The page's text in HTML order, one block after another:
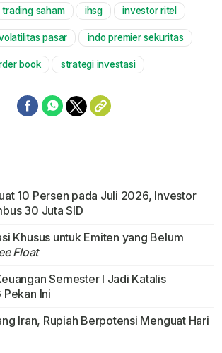
Mute
trading saham ihsg investor ritel
pasar indo premier sekuritas
book strategi investasi
10 Persen pada Juli 2026, Investor
30 Juta SID
Khusus untuk Emiten yang Belum
Float
Semester I Jadi Katalis
Pekan Ini
Iran, Rupiah Berpotensi Menguat Hari